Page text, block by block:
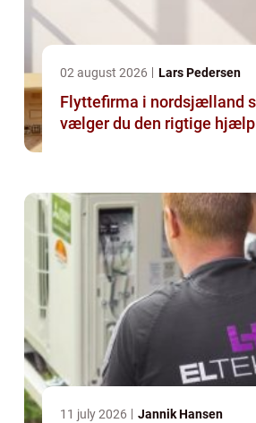
02 august 2026 Lars Pedersen
Flyttefirma i nordsjælland sådan
vælger du den rigtige hjælp
11 july 2026 Jannik Hansen